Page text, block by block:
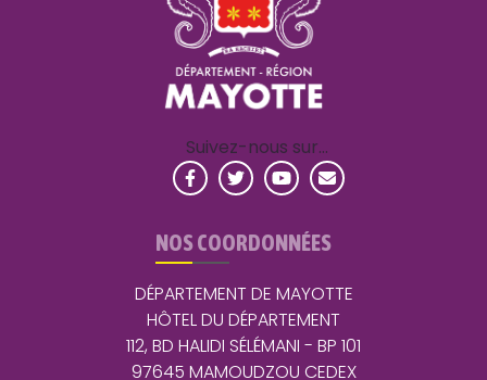
Suivez-nous sur…
NOS COORDONNÉES
DÉPARTEMENT DE MAYOTTE
HÔTEL DU DÉPARTEMENT
112, BD HALIDI SÉLÉMANI - BP 101
97645 MAMOUDZOU CEDEX